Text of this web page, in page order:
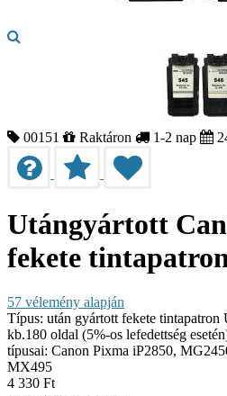
00151 Raktáron 1-2 nap
Utángyártott
fekete
57 vélemény alapján
Típus: után gyártott fekete tintapatron
kb.180 oldal (5%-os lefedettség
típusai: Canon Pixma iP2850,
MX495
4 330 Ft